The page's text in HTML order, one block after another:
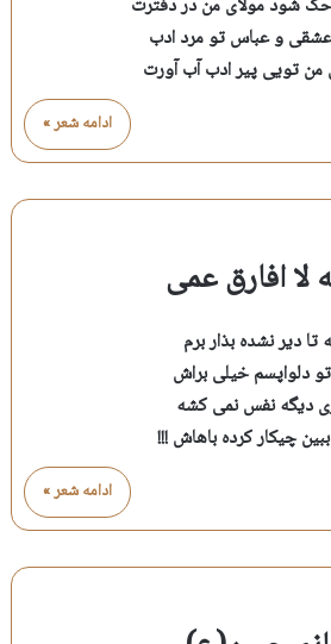
حک شود مولای من در دفترت
عشقی و عباس تو مرد ادب
تویی پیر ادب آب آورت
ادامه شعر »
لا افارق عمی
تا دیر نشده بذار برم
دلواپسم خیلی براش
دیگه نفس نمی کشه
چیکار کرده باهاش !!!
ادامه شعر »